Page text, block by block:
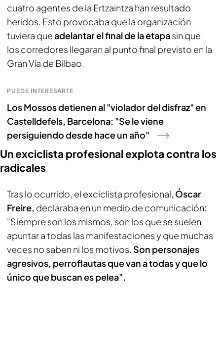
cuatro agentes de la Ertzaintza han resultado
heridos. Esto provocaba que la organización
tuviera queadelantar el final de la etapasin que
los corredores llegaran al punto final previsto en la
Gran Vía de Bilbao.
PUEDE INTERESARTE
Los Mossos detienen al "violador del disfraz" en
Castelldefels, Barcelona: "Se le viene
persiguiendo desde hace un año"
Un exciclista profesional explota contra los
radicales
Tras lo ocurrido, el exciclista profesional, Óscar
Freire, declaraba en un medio de comunicación:
"Siempre son los mismos, son los que se suelen
apuntar a todas las manifestaciones y que muchas
veces no saben ni los motivos. Son personajes
agresivos, perroflautas que van a todas y que lo
único que buscan es pelea".